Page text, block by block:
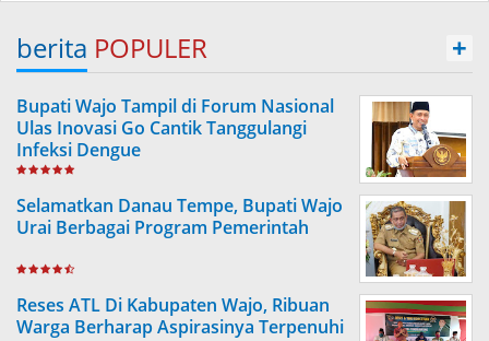
berita POPULER +
Bupati Wajo Tampil di Forum Nasional
Ulas Inovasi Go Cantik Tanggulangi
Infeksi Dengue
Selamatkan Danau Tempe, Bupati Wajo
Urai Berbagai Program Pemerintah
Reses ATL Di Kabupaten Wajo, Ribuan
Warga Berharap Aspirasinya Terpenuhi